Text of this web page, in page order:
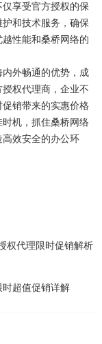
享受官方授权的保
和技术服务，确保
性能和桑桥网络的
外畅通的优势，成
权代理商，企业不
销带来的实惠价格
机，抓住桑桥网络
效安全的办公环
权代理限时促销解析
超值促销详解